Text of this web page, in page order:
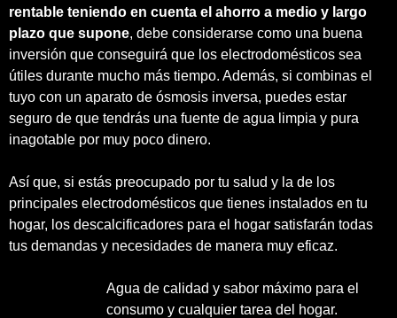
rentable teniendo en cuenta el ahorro a medio y largo
plazo que supone, debe considerarse como una buena
inversión que conseguirá que los electrodomésticos sea
útiles durante mucho más tiempo. Además, si combinas el
tuyo con un aparato de ósmosis inversa, puedes estar
seguro de que tendrás una fuente de agua limpia y pura
inagotable por muy poco dinero.
Así que, si estás preocupado por tu salud y la de los
principales electrodomésticos que tienes instalados en tu
hogar, los descalcificadores para el hogar satisfarán todas
tus demandas y necesidades de manera muy eficaz.
Agua de calidad y sabor máximo para el
consumo y cualquier tarea del hogar.